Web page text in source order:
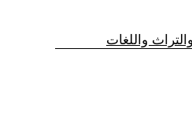
واللغات